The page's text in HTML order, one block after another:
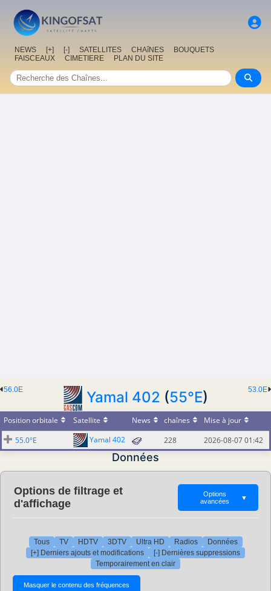
NEWS [+] [-] SATELLITES CHAîNES
BOUQUETS
FAISCEAUX
CIMETIERE PLAN DU SITE
53.0E
56.0E Yamal 402 (55°E)
Position orbitale Satellite News chaînes
Mise à jour
55.0°E
Yamal 402 228 2026-08-07 01:42
Données
Options de filtrage et
d'affichage
Options
avancées
▼
Tous TV HDTV 3DTV Ultra HD Radios
Données
[+] Derniers ajouts et modifications
[-] Dernières suppressions
Temporairement en clair